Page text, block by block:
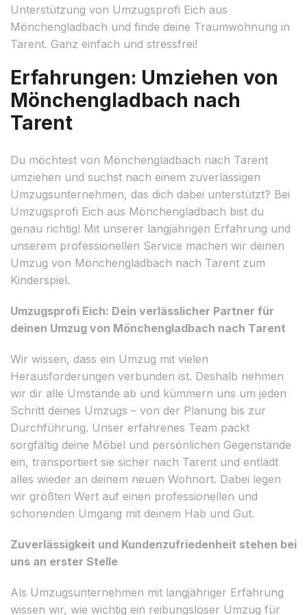
Unterstützung von Umzugsprofi Eich aus
Mönchengladbach und finde deine Traumwohnung in
Tarent. Ganz einfach und stressfrei!
Erfahrungen: Umziehen von
Mönchengladbach nach
Tarent
Du möchtest von Mönchengladbach nach Tarent
umziehen und suchst nach einem zuverlässigen
Umzugsunternehmen, das dich dabei unterstützt? Bei
Umzugsprofi Eich aus Mönchengladbach bist du
genau richtig! Mit unserer langjährigen Erfahrung und
unserem professionellen Service machen wir deinen
Umzug von Mönchengladbach nach Tarent zum
Kinderspiel.
Umzugsprofi Eich: Dein verlässlicher Partner für
deinen Umzug von Mönchengladbach nach Tarent
Wir wissen, dass ein Umzug mit vielen
Herausforderungen verbunden ist. Deshalb nehmen
wir dir alle Umstände ab und kümmern uns um jeden
Schritt deines Umzugs – von der Planung bis zur
Durchführung. Unser erfahrenes Team packt
sorgfältig deine Möbel und persönlichen Gegenstände
ein, transportiert sie sicher nach Tarent und entlädt
alles wieder an deinem neuen Wohnort. Dabei legen
wir größten Wert auf einen professionellen und
schonenden Umgang mit deinem Hab und Gut.
Zuverlässigkeit und Kundenzufriedenheit stehen bei
uns an erster Stelle
Als Umzugsunternehmen mit langjähriger Erfahrung
wissen wir, wie wichtig ein reibungsloser Umzug für